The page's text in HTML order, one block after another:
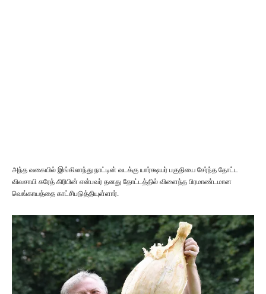
அந்த வகையில் இங்கிலாந்து நாட்டின் வடக்கு யார்க்ஷயர் பகுதியை சேர்ந்த தோட்ட
விவசாயி கரேத் கிரிபின் என்பவர் தனது தோட்டத்தில் விளைந்த பிரமாண்டமான
வெங்காயத்தை காட்சிபடுத்தியுள்ளார்.